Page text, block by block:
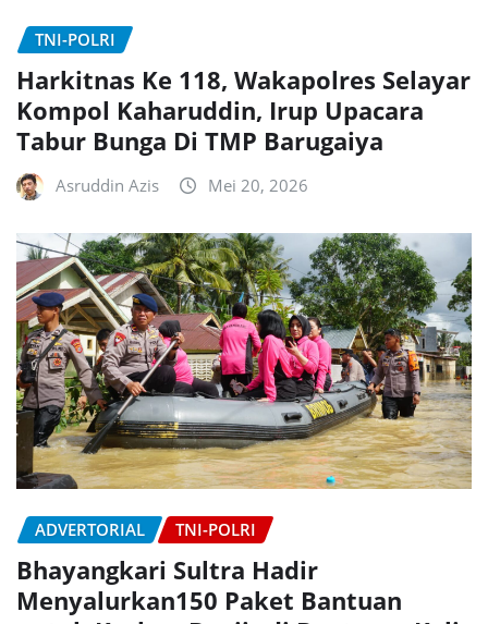
TNI-POLRI
Harkitnas Ke 118, Wakapolres Selayar
Kompol Kaharuddin, Irup Upacara
Tabur Bunga Di TMP Barugaiya
Asruddin Azis Mei 20, 2026
ADVERTORIAL TNI-POLRI
Bhayangkari Sultra Hadir
Menyalurkan150 Paket Bantuan